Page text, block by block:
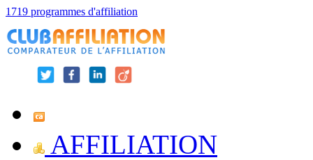
1719 programmes d'affiliation
AFFILIATION